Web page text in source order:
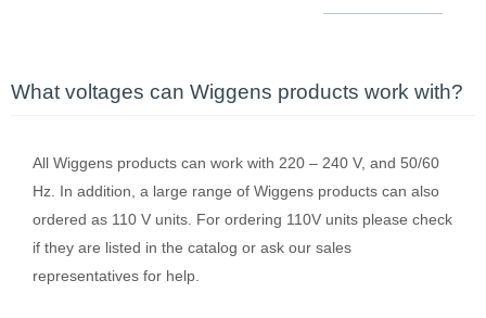
What voltages can Wiggens products work with?
All Wiggens products can work with 220 – 240 V, and 50/60
Hz. In addition, a large range of Wiggens products can also
ordered as 110 V units. For ordering 110V units please check
if they are listed in the catalog or ask our sales
representatives for help.